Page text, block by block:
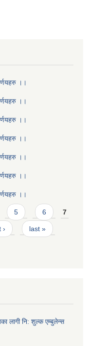
।।
।।
।।
।।
।।
।।
।।
5 6 7
› last »
लागी नि: शुल्क एम्बुलेन्स